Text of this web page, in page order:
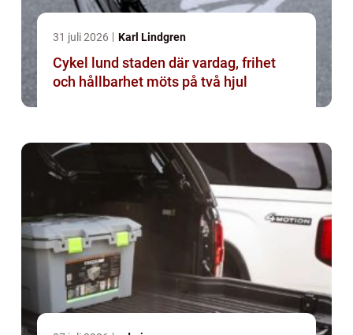
31 juli 2026 Karl Lindgren
Cykel lund staden där vardag, frihet
och hållbarhet möts på två hjul